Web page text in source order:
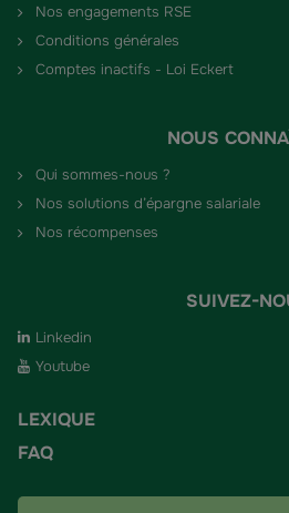
Nos engagements RSE
Conditions générales
Comptes inactifs - Loi Eckert
NOUS
Qui sommes-nous ?
Nos solutions d’épargne salariale
Nos récompenses
SUIVEZ-
Linkedin
Youtube
LEXIQUE
FAQ